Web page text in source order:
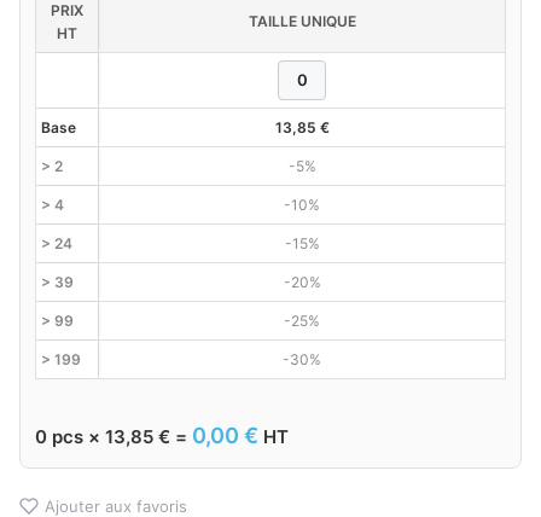
PRIX
HT
TAILLE UNIQUE
Base 13,85 €
> 2 -5%
> 4 -10%
> 24 -15%
> 39 -20%
> 99 -25%
> 199 -30%
0 pcs × 13,85 € = 0,00 € HT
Ajouter aux favoris